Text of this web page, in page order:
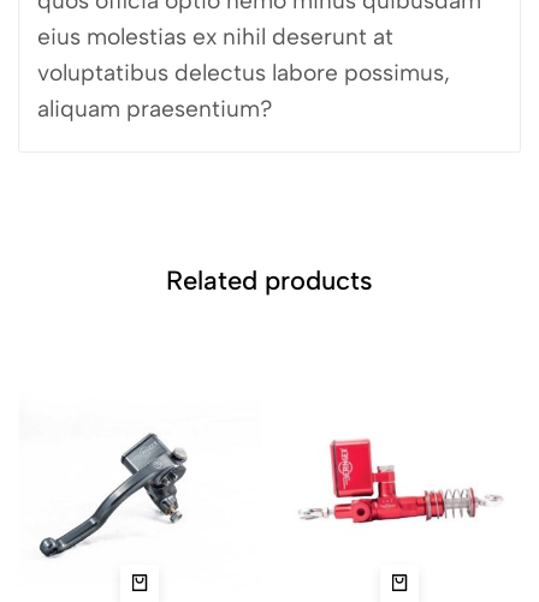
eius molestias ex nihil deserunt at
voluptatibus delectus labore possimus,
aliquam praesentium?
Related products